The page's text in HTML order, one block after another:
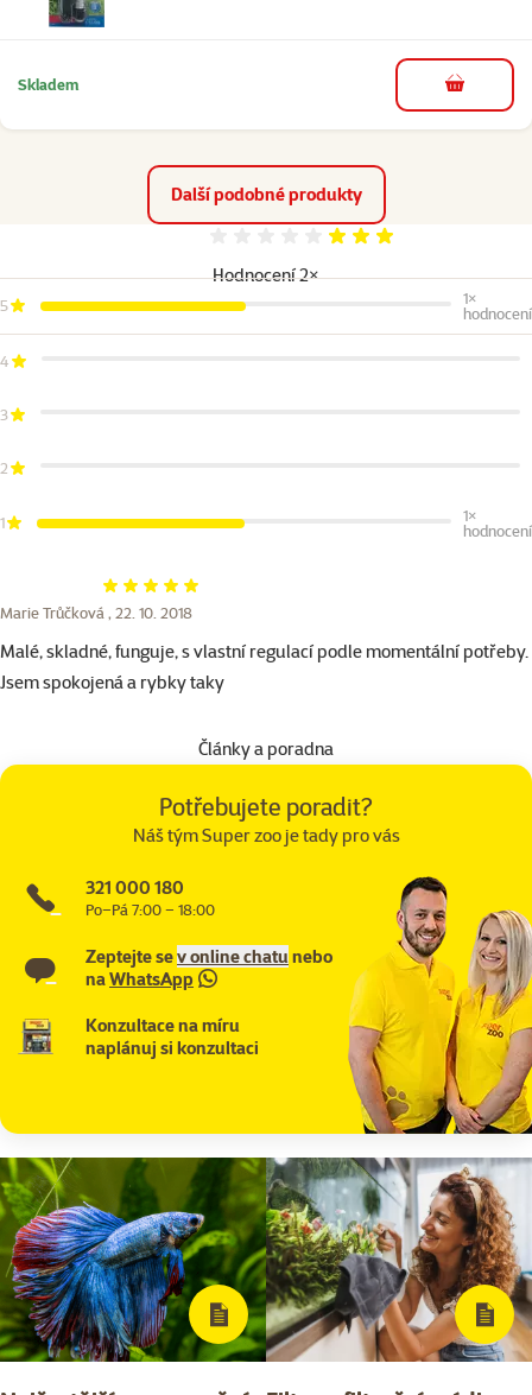
Skladem do košíku
Další podobné produkty
Hodnocení 2×
Hodnocení 60%
5
1×
hodnocení
4
3
2
1
1×
hodnocení
Hodnocení 100%
Marie Trůčková , 22. 10. 2018
Malé, skladné, funguje, s vlastní regulací podle momentální potřeby.
Jsem spokojená a rybky taky
Články a poradna
Potřebujete poradit?
Náš tým Super zoo je tady pro vás
321 000 180
Po–Pá 7:00 – 18:00
Zeptejte sev online chatunebo
naWhatsApp
Konzultace na míru
naplánuj si konzultaci